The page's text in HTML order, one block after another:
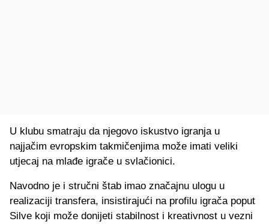
U klubu smatraju da njegovo iskustvo igranja u
najjačim evropskim takmičenjima može imati veliki
utjecaj na mlađe igrače u svlačionici.
Navodno je i stručni štab imao značajnu ulogu u
realizaciji transfera, insistirajući na profilu igrača poput
Silve koji može donijeti stabilnost i kreativnost u vezni